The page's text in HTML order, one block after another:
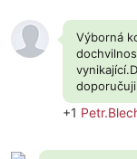
Výborná
+1